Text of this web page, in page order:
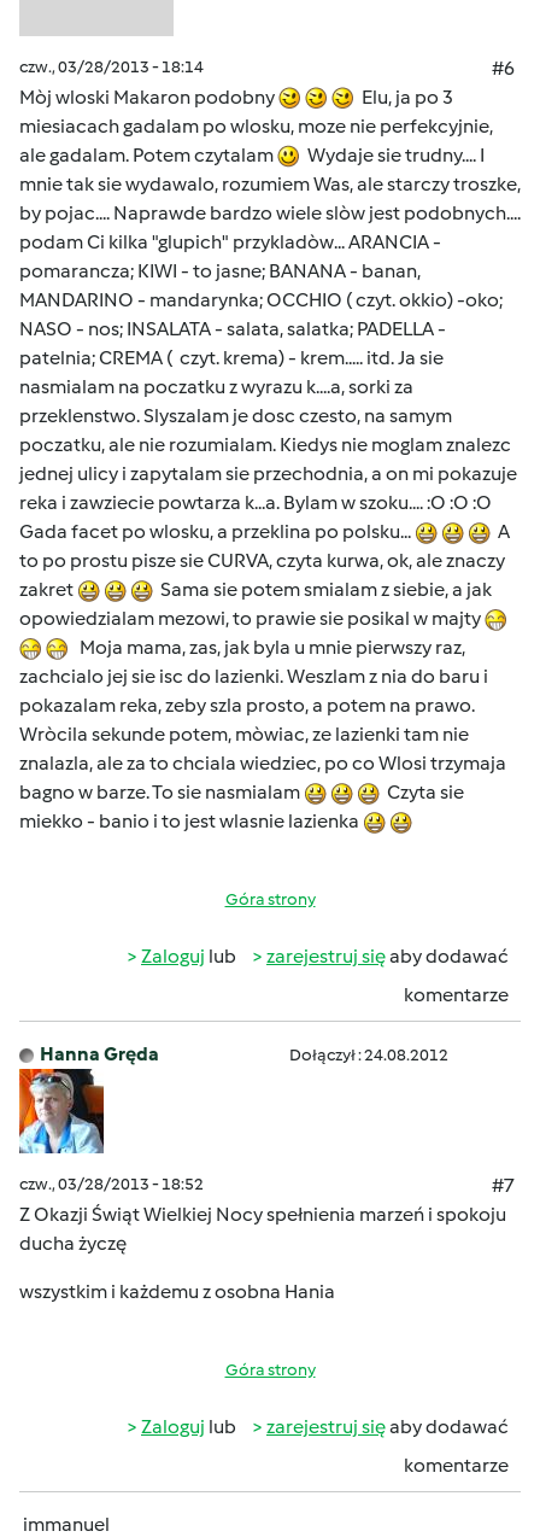
czw., 03/28/2013 - 18:14
#6
Mòj wloski Makaron podobny
Elu, ja po 3
miesiacach gadalam po wlosku, moze nie perfekcyjnie,
ale gadalam. Potem czytalam
Wydaje sie trudny.... I
mnie tak sie wydawalo, rozumiem Was, ale starczy troszke,
by pojac.... Naprawde bardzo wiele slòw jest podobnych....
podam Ci kilka "glupich" przykladòw... ARANCIA -
pomarancza; KIWI - to jasne; BANANA - banan,
MANDARINO - mandarynka; OCCHIO ( czyt. okkio) -oko;
NASO - nos; INSALATA - salata, salatka; PADELLA -
patelnia; CREMA ( czyt. krema) - krem..... itd. Ja sie
nasmialam na poczatku z wyrazu k....a, sorki za
przeklenstwo. Slyszalam je dosc czesto, na samym
poczatku, ale nie rozumialam. Kiedys nie moglam znalezc
jednej ulicy i zapytalam sie przechodnia, a on mi pokazuje
reka i zawziecie powtarza k...a. Bylam w szoku.... :O :O :O
Gada facet po wlosku, a przeklina po polsku...
A
to po prostu pisze sie CURVA, czyta kurwa, ok, ale znaczy
zakret
Sama sie potem smialam z siebie, a jak
opowiedzialam mezowi, to prawie sie posikal w majty
Moja mama, zas, jak byla u mnie pierwszy raz,
zachcialo jej sie isc do lazienki. Weszlam z nia do baru i
pokazalam reka, zeby szla prosto, a potem na prawo.
Wròcila sekunde potem, mòwiac, ze lazienki tam nie
znalazla, ale za to chciala wiedziec, po co Wlosi trzymaja
bagno w barze. To sie nasmialam
Czyta sie
miekko - banio i to jest wlasnie lazienka
Góra strony
Zaloguj lub zarejestruj sięaby dodawać
komentarze
Hanna Gręda Dołączył : 24.08.2012
czw., 03/28/2013 - 18:52
#7
Z Okazji Świąt Wielkiej Nocy spełnienia marzeń i spokoju
ducha życzę
wszystkim i każdemu z osobna Hania
Góra strony
Zaloguj lub zarejestruj sięaby dodawać
komentarze
immanuel